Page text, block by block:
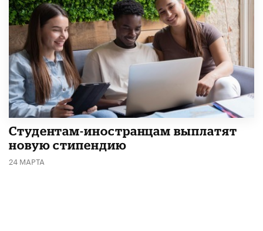
Студентам-иностранцам выплатят
новую стипендию
24 МАРТА